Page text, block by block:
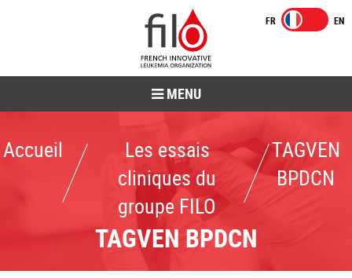
MENU
Accueil
Les essais
cliniques du
groupe FILO
TAGVEN
BPDCN
TAGVEN BPDCN